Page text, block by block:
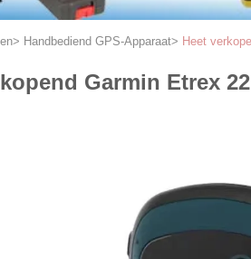
> Handbediend GPS-Apparaat> Heet
Garmin Etrex